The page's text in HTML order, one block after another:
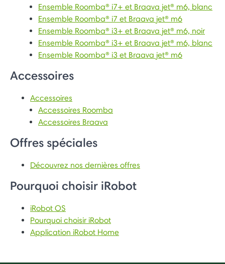
Ensemble Roomba® i7+ et Braava jet® m6, blanc
Ensemble Roomba® i7 et Braava jet® m6
Ensemble Roomba® i3+ et Braava jet® m6, noir
Ensemble Roomba® i3+ et Braava jet® m6, blanc
Ensemble Roomba® i3 et Braava jet® m6
Accessoires
Accessoires
Accessoires Roomba
Accessoires Braava
Offres spéciales
Découvrez nos dernières offres
Pourquoi choisir iRobot
iRobot OS
Pourquoi choisir iRobot
Application iRobot Home